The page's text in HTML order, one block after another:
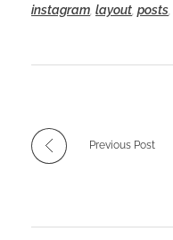
instagram, layout, posts,
Previous Post